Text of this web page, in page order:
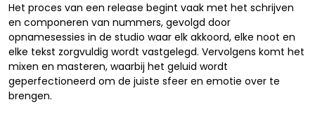
Het proces van een release begint vaak met het schrijven
en componeren van nummers, gevolgd door
opnamesessies in de studio waar elk akkoord, elke noot en
elke tekst zorgvuldig wordt vastgelegd. Vervolgens komt het
mixen en masteren, waarbij het geluid wordt
geperfectioneerd om de juiste sfeer en emotie over te
brengen.